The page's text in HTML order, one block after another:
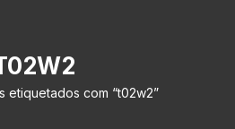
etiquetados com “t02w2”